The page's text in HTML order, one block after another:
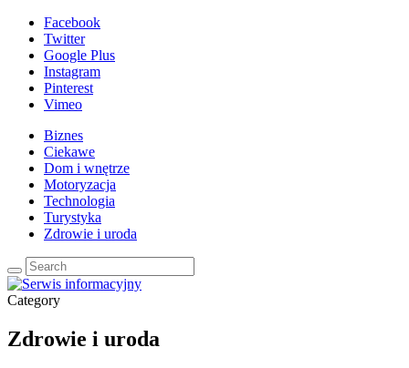
Facebook
Twitter
Google Plus
Instagram
Pinterest
Vimeo
Biznes
Ciekawe
Dom i wnętrze
Motoryzacja
Technologia
Turystyka
Zdrowie i uroda
Category
Zdrowie i uroda